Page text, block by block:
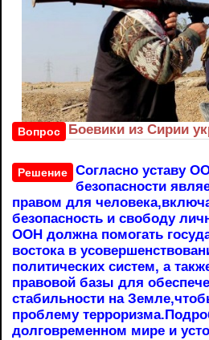
Вопрос Боевики из Сирии
Решение
Согласно уставу
безопасности
правом для
безопасность и свободу
ООН должна помогать
востока в
политических систем, а
правовой базы для
стабильности на
проблему
долговременном мире и